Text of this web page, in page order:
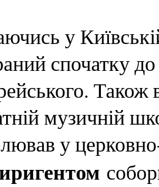
у
спочатку
музичній
у